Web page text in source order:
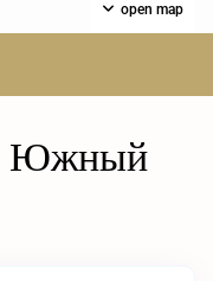
open map
Южный